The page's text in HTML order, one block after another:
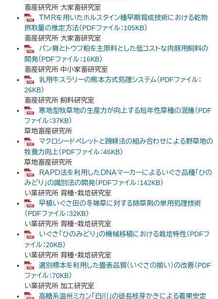
畜産研究所 大家畜研究室
ＴＭＲを用いたホルスタイン種早期育成技術における乾物
摂取量の推定方法（PDFファイル：105KB）
畜産研究所 大家畜研究室
パン屑とトウフ粕を主原料とした低コストな肉豚用飼料の
開発（PDFファイル：16KB）
畜産研究所 中小家畜研究室
乳用牛スラリーの熊本方式処理システム（PDFファイル：
26KB）
畜産研究所 飼料研究室
寒地型牧草地の生産力が向上する短年性草種の混播（PDF
ファイル：37KB）
草地畜産研究所
マクロシードペレットと蹄耕法の組み合わせによる野草地の
牧養力向上（PDFファイル：46KB）
草地畜産研究所
ＲＡＰＤ法を利用したＤＮＡマーカーによるいぐさ品種「ひの
みどり」の識別法の開発（PDFファイル：142KB）
い業研究所 育種・栽培研究室
早植いぐさ田の冬雑草に対する除草剤の単用処理技術
（PDFファイル：32KB）
い業研究所 育種・栽培研究室
いぐさ「ひのみどり」の機械移植における栽培特性（PDFフ
ァイル：20KB）
い業研究所 育種・栽培研究室
選別標本を利用した畳表品質（いぐさの揃い）の改善（PDF
ファイル：70KB）
い業研究所 加工研究室
高糖系温州ミカン「白川」の徒長枝芽かきによる着果安定